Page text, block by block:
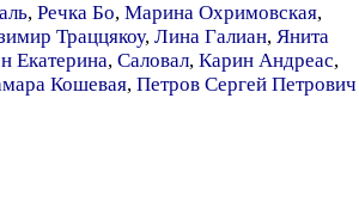
, Речка Бо, Марина Охримовская,
Траццякоу, Лина Галиан, Янита
Екатерина, Саловал, Карин Андреас,
Кошевая, Петров Сергей Петрович